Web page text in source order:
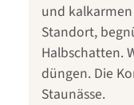
und
Standort,
Halbschatten.
düngen. Die
Staunässe.